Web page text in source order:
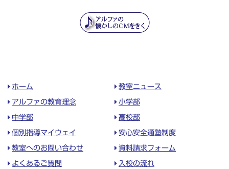
ホーム 教室ニュース
アルファの教育理念 小学部
中学部 高校部
個別指導マイウェイ 安心安全通塾制度
教室へのお問い合わせ 資料請求フォーム
よくあるご質問 入校の流れ